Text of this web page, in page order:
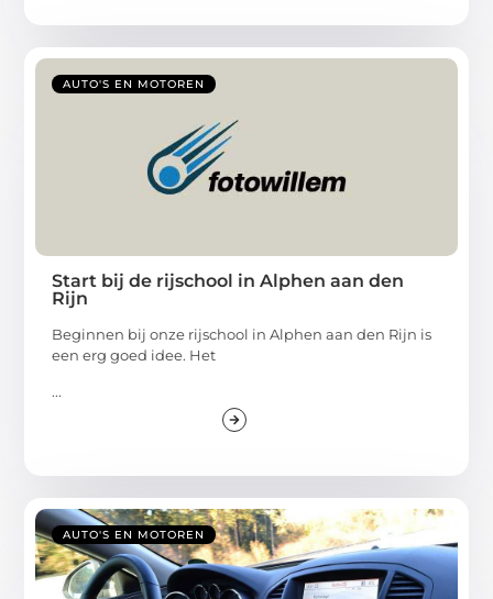
AUTO'S EN MOTOREN
Start bij de rijschool in Alphen aan den
Rijn
Beginnen bij onze rijschool in Alphen aan den Rijn is
een erg goed idee. Het
...
AUTO'S EN MOTOREN